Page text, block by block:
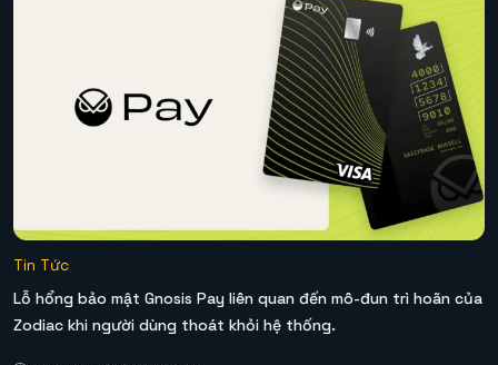
Tin Tức
Lỗ hổng bảo mật Gnosis Pay liên quan đến mô-đun trì hoãn của
Zodiac khi người dùng thoát khỏi hệ thống.